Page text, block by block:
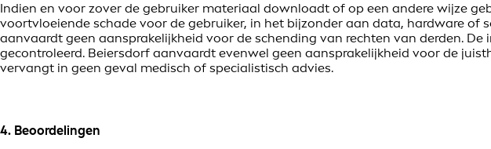
Indien en voor zover de gebruiker materiaal downloadt of op een andere wijze
voortvloeiende schade voor de gebruiker, in het bijzonder aan data, hardware
aanvaardt geen aansprakelijkheid voor de schending van rechten van derden.
gecontroleerd. Beiersdorf aanvaardt evenwel geen aansprakelijkheid voor de
vervangt in geen geval medisch of specialistisch advies.
4. Beoordelingen